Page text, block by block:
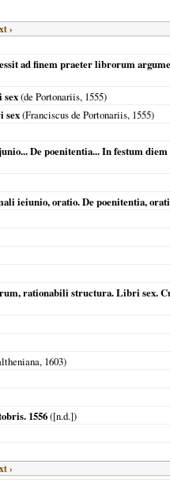
›
ad finem praeter librorum
sex(de Portonariis, 1555)
sex(Franciscus de Portonariis, 1555)
De poenitentia... In festum diem
ieiunio, oratio. De poenitentia,
rationabili structura. Libri sex.
1603)
1556([n.d.])
›